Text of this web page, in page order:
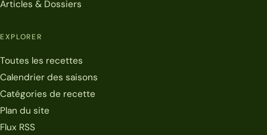
Articles & Dossiers
EXPLORER
Toutes les recettes
Calendrier des saisons
Catégories de recette
Plan du site
Flux RSS